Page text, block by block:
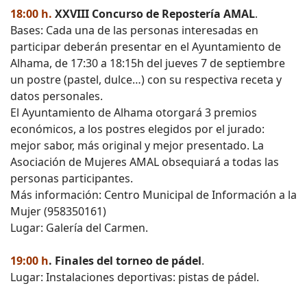
18:00 h. XXVIII Concurso de Repostería AMAL.
Bases: Cada una de las personas interesadas en
participar deberán presentar en el Ayuntamiento de
Alhama, de 17:30 a 18:15h del jueves 7 de septiembre
un postre (pastel, dulce…) con su respectiva receta y
datos personales.
El Ayuntamiento de Alhama otorgará 3 premios
económicos, a los postres elegidos por el jurado:
mejor sabor, más original y mejor presentado. La
Asociación de Mujeres AMAL obsequiará a todas las
personas participantes.
Más información: Centro Municipal de Información a la
Mujer (958350161)
Lugar: Galería del Carmen.
19:00 h. Finales del torneo de pádel.
Lugar: Instalaciones deportivas: pistas de pádel.